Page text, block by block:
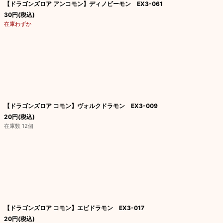
【ドラゴンズロア アンコモン】ディノビーモン EX3-061
30円(税込)
在庫わずか
【ドラゴンズロア コモン】ヴォルクドラモン EX3-009
20円(税込)
在庫数 12個
【ドラゴンズロア コモン】エビドラモン EX3-017
20円(税込)